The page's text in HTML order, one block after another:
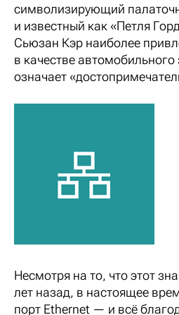
символизирующий
и известный как «Петля
Сьюзан Кэр наиболее
в качестве
означает
Несмотря на то, что этот
лет назад, в настоящее
порт Ethernet — и всё